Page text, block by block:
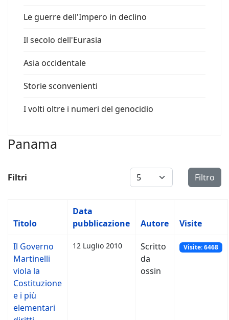
Le guerre dell'Impero in declino
Il secolo dell'Eurasia
Asia occidentale
Storie sconvenienti
I volti oltre i numeri del genocidio
Panama
Filtri Visualizza # Filtro
Titolo
Data
pubblicazione
Autore Visite
Il Governo
Martinelli
viola la
Costituzione
e i più
elementari
12 Luglio 2010
Scritto
da
ossin
Visite: 6468